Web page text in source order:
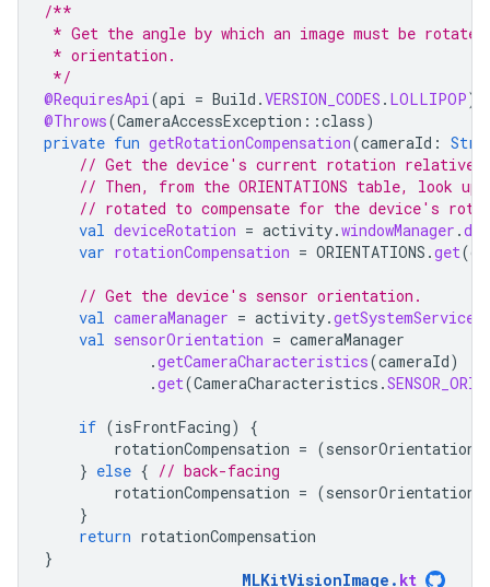
/**
* Get the angle by which an image must be
* orientation.
*/
@RequiresApi(api = Build .VERSION_CODES . LOLLIPOP)
@Throws(CameraAccessException ::class)
private fun getRotationCompensation(cameraId :
// Get the device's current rotation
// Then, from the ORIENTATIONS table, look
// rotated to compensate for the device's
val deviceRotation = activity.windowManager .
var rotationCompensation = ORIENTATIONS .get(
// Get the device's sensor orientation.
val cameraManager = activity.getSystemService
val sensorOrientation = cameraManager
.getCameraCharacteristics(cameraId)
.get(CameraCharacteristics .
if (isFrontFacing)
{
rotationCompensation = (sensorOrientation
} else { // back-facing
rotationCompensation = (sensorOrientation
}
return rotationCompensation
}
MLKitVisionImage . kt